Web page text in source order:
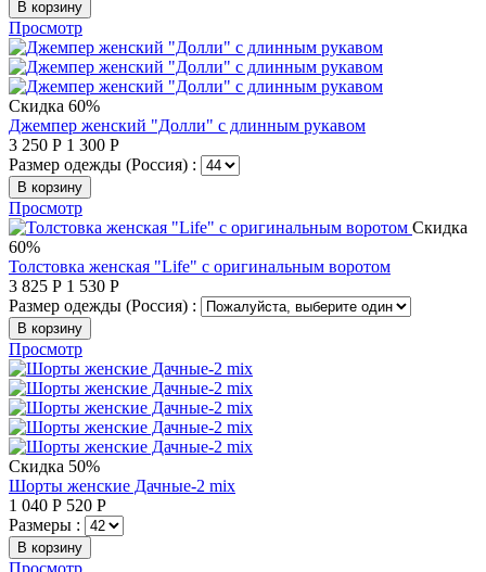
В корзину
Просмотр
Скидка 60%
Джемпер женский "Долли" с длинным рукавом
3 250 Р 1 300 Р
Размер одежды (Россия) :
В корзину
Просмотр
Скидка
60%
Толстовка женская "Life" с оригинальным воротом
3 825 Р 1 530 Р
Размер одежды (Россия) :
В корзину
Просмотр
Скидка 50%
Шорты женские Дачные-2 mix
1 040 Р 520 Р
Размеры :
В корзину
Просмотр